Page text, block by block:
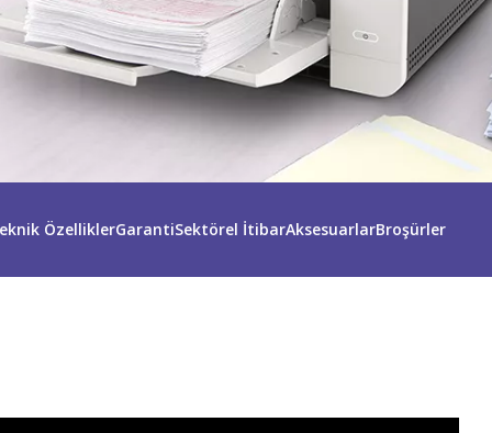
ÖzelliklerGarantiSektörel İtibarAksesuarlarBroşürler